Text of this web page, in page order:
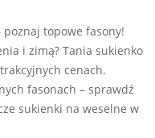
topowe fasony!
i zimą? Tania sukienko
cenach.
fasonach – sprawdź
sukienki na weselne w